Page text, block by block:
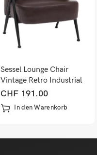
Sessel Lounge Chair
Vintage Retro Industrial
Metall Kunstleder
dunkelbraun
CHF 191.00
In den Warenkorb